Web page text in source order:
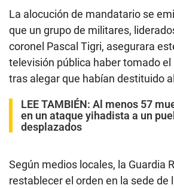
La alocución de mandatario se
que un grupo de militares,
coronel Pascal Tigri, asegurara
televisión pública haber tomado el
tras alegar que habían destituido
LEE TAMBIÉN: Al menos 57
en un ataque yihadista a un
desplazados
Según medios locales, la Guardia
restablecer el orden en la sede de